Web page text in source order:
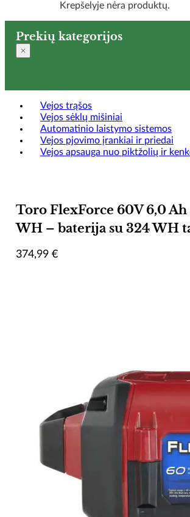
Krepšelyje nėra produktų.
Prekių kategorijos
Vejos trąšos
Vejos sėklų mišiniai
Automatinio laistymo sistemos
Vejos pjovimo įrankiai ir priedai
Vejos apsauga nuo piktžolių ir
Toro FlexForce 60V 6,0
WH – baterija su 324 WH
374,99 €